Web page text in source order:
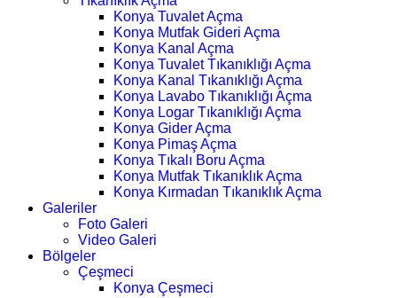
Konya Tuvalet Açma
Konya Mutfak Gideri Açma
Konya Kanal Açma
Konya Tuvalet Tıkanıklığı Açma
Konya Kanal Tıkanıklığı Açma
Konya Lavabo Tıkanıklığı Açma
Konya Logar Tıkanıklığı Açma
Konya Gider Açma
Konya Pimaş Açma
Konya Tıkalı Boru Açma
Konya Mutfak Tıkanıklık Açma
Konya Kırmadan Tıkanıklık Açma
Galeriler
Foto Galeri
Video Galeri
Bölgeler
Çeşmeci
Konya Çeşmeci